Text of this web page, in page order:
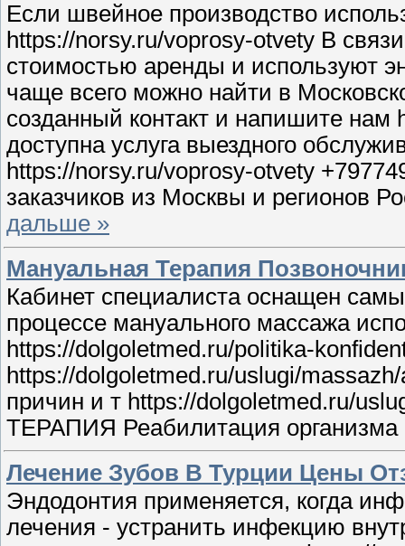
Если швейное производство
https://norsy.ru/voprosy-otvety В
стоимостью аренды и используют
чаще всего можно найти в
созданный контакт и напишите нам
доступна услуга выездного
https://norsy.ru/voprosy-otvety
заказчиков из Москвы и регионов
дальше »
Мануальная Терапия
Кабинет специалиста оснащен
процессе мануального массажа
https://dolgoletmed.ru/politika-
https://dolgoletmed.ru/uslugi/
причин и т https://dolgoletmed.ru/
ТЕРАПИЯ Реабилитация организма
Лечение Зубов В Турции Цены
Эндодонтия применяется, когда
лечения - устранить инфекцию